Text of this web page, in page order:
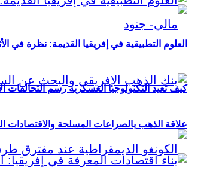
كيف تعيد التكنولوجيا العسكرية رسم التحالفات
العلوم التطبيقية في إفريقيا القديمة: نظرة في
علاقة الذهب بالصراعات المسلحة والاقتصادات الموازية